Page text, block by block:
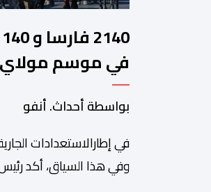
في موسم مولاي
بواسطة أحداث. أنفو
في إطارالاستعدادات
وفي هذا السياق، أكد رئيس